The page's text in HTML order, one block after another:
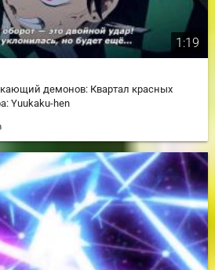
1:19
демонов: Квартал красных
Yuukaku-hen